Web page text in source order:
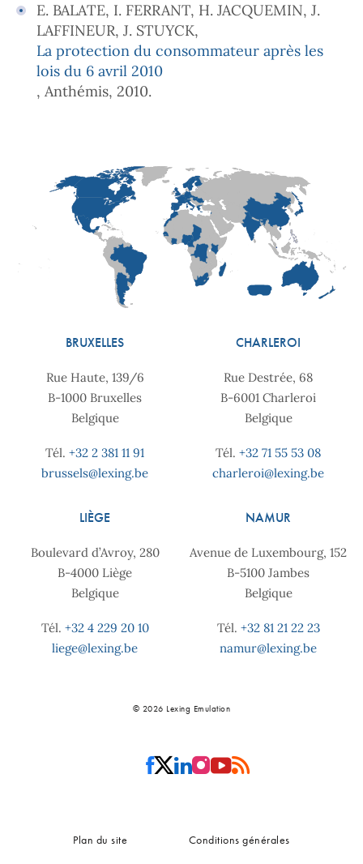
E. BALATE, I. FERRANT, H. JACQUEMIN, J.
LAFFINEUR, J. STUYCK,
La protection du consommateur après les
lois du 6 avril 2010
, Anthémis, 2010.
BRUXELLES
Rue Haute, 139/6
B-1000 Bruxelles
Belgique
Tél. +32 2 381 11 91
brussels@lexing.be
CHARLEROI
Rue Destrée, 68
B-6001 Charleroi
Belgique
Tél. +32 71 55 53 08
charleroi@lexing.be
LIÈGE
Boulevard d’Avroy, 280
B-4000 Liège
Belgique
Tél. +32 4 229 20 10
liege@lexing.be
NAMUR
Avenue de Luxembourg, 152
B-5100 Jambes
Belgique
Tél. +32 81 21 22 23
namur@lexing.be
© 2026 Lexing Emulation
Plan du site Conditions générales